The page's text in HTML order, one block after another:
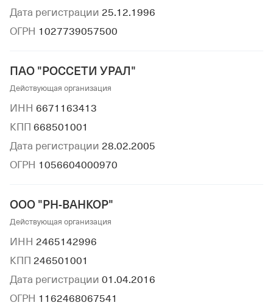
Дата регистрации 25.12.1996
ОГРН 1027739057500
ПАО "РОССЕТИ УРАЛ"
Действующая организация
ИНН 6671163413
КПП 668501001
Дата регистрации 28.02.2005
ОГРН 1056604000970
ООО "РН-ВАНКОР"
Действующая организация
ИНН 2465142996
КПП 246501001
Дата регистрации 01.04.2016
ОГРН 1162468067541